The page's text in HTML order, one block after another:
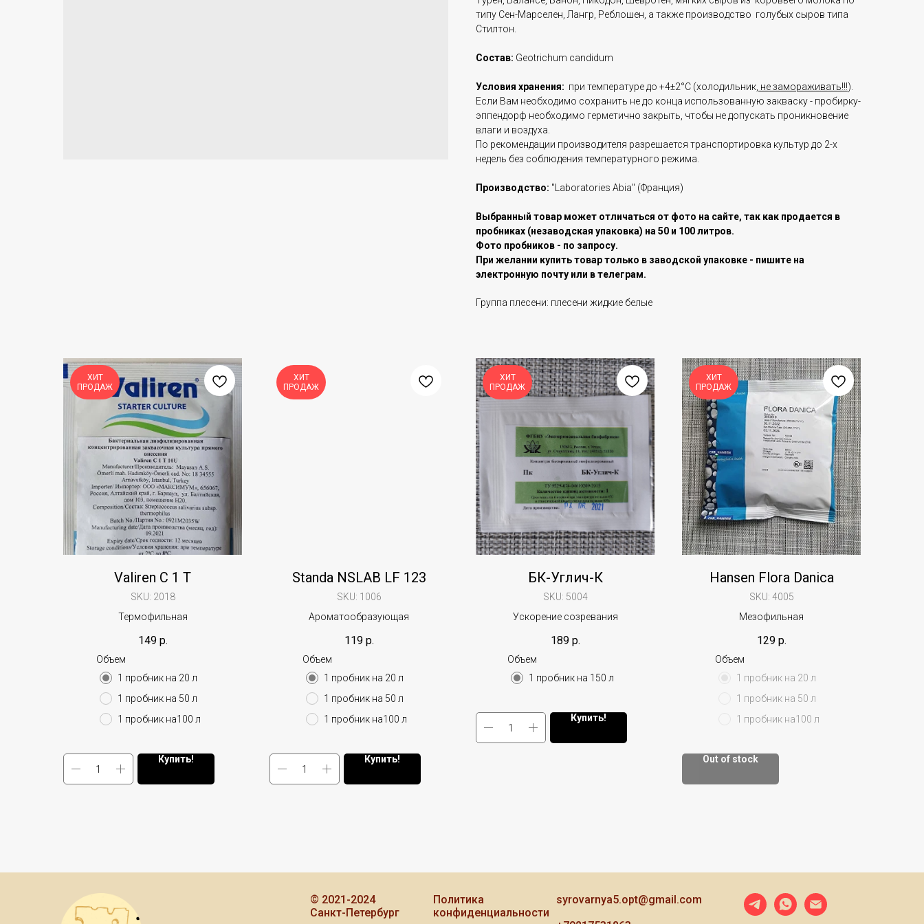
типу Сен-Марселен, Лангр, Реблошен, а также производство голубых сыров типа
Стилтон.
Состав: Geotrichum candidum
Условия хранения: при температуре до +4±2°С (холодильник, не замораживать!!!).
Если Вам необходимо сохранить не до конца использованную закваску - пробирку-
эппендорф необходимо герметично закрыть, чтобы не допускать проникновение
влаги и воздуха.
По рекомендации производителя разрешается транспортировка культур до 2-х
недель без соблюдения температурного режима.
Производство: "Laboratories Abia" (Франция)
Выбранный товар может отличаться от фото на сайте, так как продается в
пробниках (незаводская упаковка) на 50 и 100 литров.
Фото пробников - по запросу.
При желании купить товар только в заводской упаковке - пишите на
электронную почту или в телеграм.
Группа плесени: плесени жидкие белые
ХИТ
ПРОДАЖ
Valiren C 1 T
SKU: 2018
Термофильная
149 р.
Объем
1 пробник на 20 л
1 пробник на 50 л
1 пробник на100 л
Купить!
ХИТ
ПРОДАЖ
Standa NSLAB LF 123
SKU: 1006
Ароматообразующая
119 р.
Объем
1 пробник на 20 л
1 пробник на 50 л
1 пробник на100 л
Купить!
ХИТ
ПРОДАЖ
БК-Углич-К
SKU: 5004
Ускорение созревания
189 р.
Объем
1 пробник на 150 л
Купить!
ХИТ
ПРОДАЖ
Hansen Flora Danica
SKU: 4005
Мезофильная
129 р.
Объем
1 пробник на 20 л
1 пробник на 50 л
1 пробник на100 л
Out of stock
© 2021-2024
Санкт-Петербург
Политика
конфиденциальности
syrovarnya5.opt@gmail.com